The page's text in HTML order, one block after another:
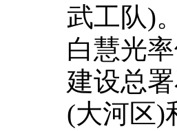
武工队)
白慧光
建设总
(大河区)